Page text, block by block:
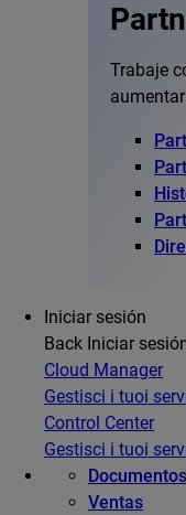
Trabaje
Iniciar sesión
Back Iniciar
Cloud Manager
Gestisci i tuoi
Control Center
Gestisci i tuoi
Documentos
Ventas